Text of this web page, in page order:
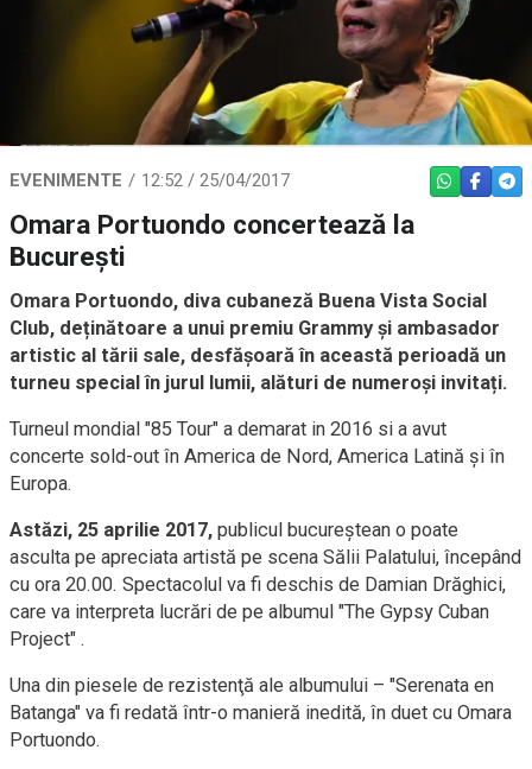
EVENIMENTE 12:52 / 25/04/2017 WHATSAPP
Omara Portuondo concertează la
Bucureşti
Omara Portuondo, diva cubaneză Buena Vista Social
Club, deținătoare a unui premiu Grammy și ambasador
artistic al tării sale, desfăşoară în această perioadă un
turneu special în jurul lumii, alături de numeroși invitați.
Turneul mondial "85 Tour" a demarat in 2016 si a avut
concerte sold-out în America de Nord, America Latină şi în
Europa.
Astăzi, 25 aprilie 2017, publicul bucureştean o poate
asculta pe apreciata artistă pe scena Sălii Palatului, începând
cu ora 20.00. Spectacolul va fi deschis de Damian Drăghici,
care va interpreta lucrări de pe albumul "The Gypsy Cuban
Project" .
Una din piesele de rezistenţă ale albumului – "Serenata en
Batanga" va fi redată într-o manieră inedită, în duet cu Omara
Portuondo.